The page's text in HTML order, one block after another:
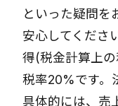
といった疑問を
安心してくださ
得(税金計算上
税率20%です。
具体的には、売